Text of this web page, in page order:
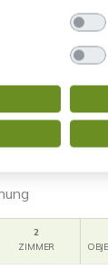
RESERVIERT
PUR! TOP
2
ZIMMER